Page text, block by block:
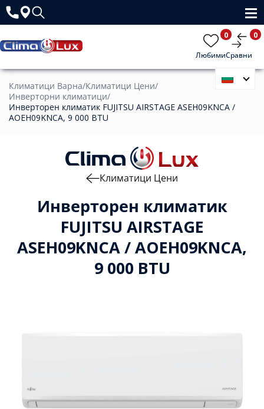
Любими
0
Сравни
0
Климатици Варна/Климатици Цени/
Инверторни климатици/
Инверторен климатик FUJITSU AIRSTAGE ASEH09KNCA /
AOEH09KNCA, 9 000 BTU
Инверторен климатик
FUJITSU AIRSTAGE
ASEH09KNCA / AOEH09KNCA,
9 000 BTU
Климатици Цени